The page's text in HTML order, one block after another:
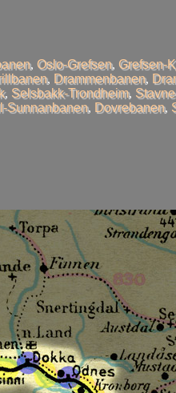
, Oslo-Grefsen, Grefsen-
, Drammenbanen,
, Selsbakk-Trondheim,
Sunnanbanen, Dovrebanen,